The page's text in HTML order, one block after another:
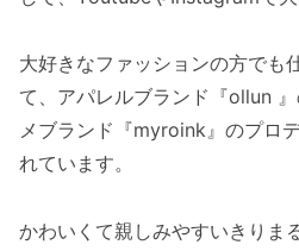
大好きなファッションの方でも
て、アパレルブランド『ollun
メブランド『myroink』のプロ
れています。
かわいくて親しみやすいきりま